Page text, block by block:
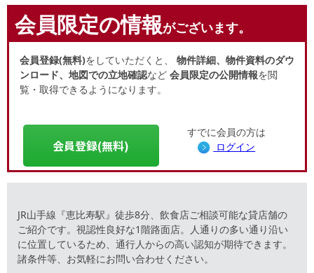
会員限定の情報がございます。
会員登録(無料)をしていただくと、 物件詳細、物件資料のダウ
ンロード、地図での立地確認など 会員限定の公開情報を閲
覧・取得できるようになります。
会員登録(無料)
すでに会員の方は
ログイン
JR山手線『恵比寿駅』徒歩8分、飲食店ご相談可能な貸店舗の
ご紹介です。視認性良好な1階路面店。人通りの多い通り沿い
に位置しているため、通行人からの高い認知が期待できます。
諸条件等、お気軽にお問い合わせください。